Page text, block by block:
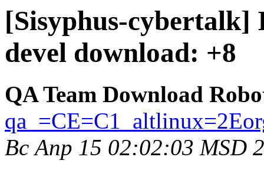
[Sisyphus-cybertalk]
devel download: +8
QA Team Download
Вс Апр 15 02:02:03 MSD